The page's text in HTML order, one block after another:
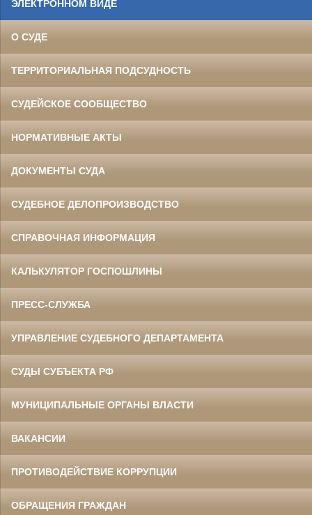
ЭЛЕКТРОННОМ ВИДЕ
О СУДЕ
ТЕРРИТОРИАЛЬНАЯ ПОДСУДНОСТЬ
СУДЕЙСКОЕ СООБЩЕСТВО
НОРМАТИВНЫЕ АКТЫ
ДОКУМЕНТЫ СУДА
СУДЕБНОЕ ДЕЛОПРОИЗВОДСТВО
СПРАВОЧНАЯ ИНФОРМАЦИЯ
КАЛЬКУЛЯТОР ГОСПОШЛИНЫ
ПРЕСС-СЛУЖБА
УПРАВЛЕНИЕ СУДЕБНОГО ДЕПАРТАМЕНТА
СУДЫ СУБЪЕКТА РФ
МУНИЦИПАЛЬНЫЕ ОРГАНЫ ВЛАСТИ
ВАКАНСИИ
ПРОТИВОДЕЙСТВИЕ КОРРУПЦИИ
ОБРАЩЕНИЯ ГРАЖДАН